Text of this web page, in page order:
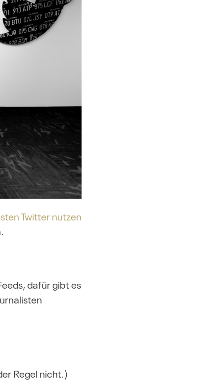
Twitter nutzen
dafür gibt es
Regel nicht.)